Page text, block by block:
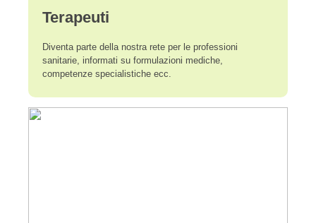
Terapeuti
Diventa parte della nostra rete per le professioni
sanitarie, informati su formulazioni mediche,
competenze specialistiche ecc.